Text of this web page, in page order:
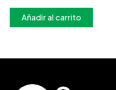
Añadir al carrito